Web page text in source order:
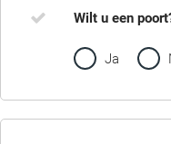
Wilt u een
Ja